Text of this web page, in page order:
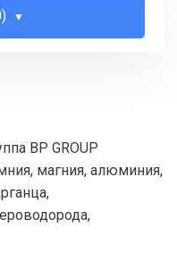
BP GROUP
магния, алюминия,